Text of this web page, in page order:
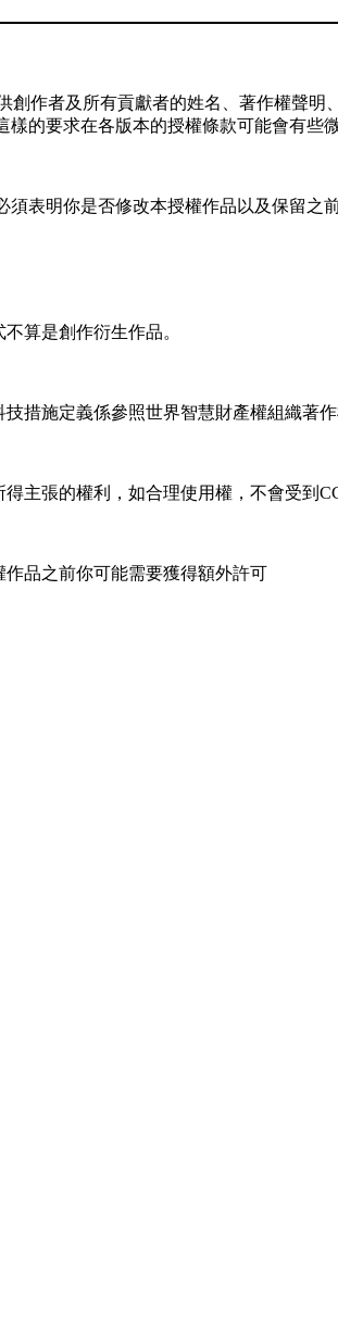
作者及所有貢獻者的姓名、著作權聲明
的要求在各版本的授權條款可能會有些微
須表明你是否修改本授權作品以及保留之
算是創作衍生作品。
施定義係參照世界智慧財產權組織著作
主張的權利，如合理使用權，不會受到
品之前你可能需要獲得額外許可